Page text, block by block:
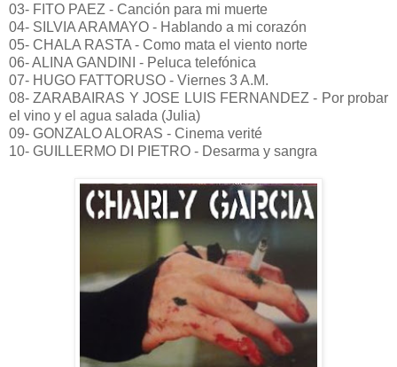
03- FITO PAEZ - Canción para mi muerte
04- SILVIA ARAMAYO - Hablando a mi corazón
05- CHALA RASTA - Como mata el viento norte
06- ALINA GANDINI - Peluca telefónica
07- HUGO FATTORUSO - Viernes 3 A.M.
08- ZARABAIRAS Y JOSE LUIS FERNANDEZ - Por probar
el vino y el agua salada (Julia)
09- GONZALO ALORAS - Cinema verité
10- GUILLERMO DI PIETRO - Desarma y sangra